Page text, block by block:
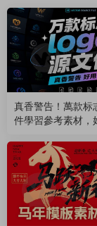
真香警告！萬款标
件學習參考素材，